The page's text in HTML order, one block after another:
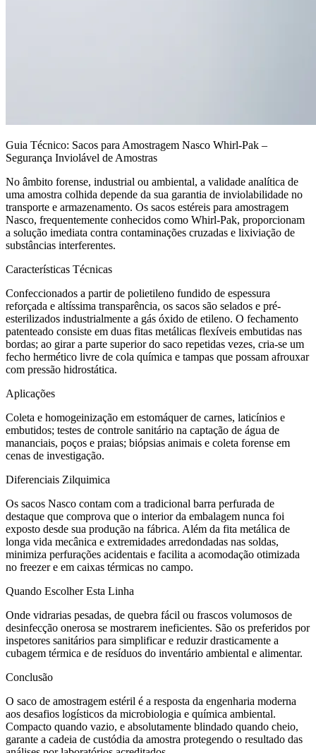
Guia Técnico: Sacos para Amostragem Nasco Whirl-Pak –
Segurança Inviolável de Amostras
No âmbito forense, industrial ou ambiental, a validade analítica de
uma amostra colhida depende da sua garantia de inviolabilidade no
transporte e armazenamento. Os sacos estéreis para amostragem
Nasco, frequentemente conhecidos como Whirl-Pak, proporcionam
a solução imediata contra contaminações cruzadas e lixiviação de
substâncias interferentes.
Características Técnicas
Confeccionados a partir de polietileno fundido de espessura
reforçada e altíssima transparência, os sacos são selados e pré-
esterilizados industrialmente a gás óxido de etileno. O fechamento
patenteado consiste em duas fitas metálicas flexíveis embutidas nas
bordas; ao girar a parte superior do saco repetidas vezes, cria-se um
fecho hermético livre de cola química e tampas que possam afrouxar
com pressão hidrostática.
Aplicações
Coleta e homogeinização em estomáquer de carnes, laticínios e
embutidos; testes de controle sanitário na captação de água de
mananciais, poços e praias; biópsias animais e coleta forense em
cenas de investigação.
Diferenciais Zilquimica
Os sacos Nasco contam com a tradicional barra perfurada de
destaque que comprova que o interior da embalagem nunca foi
exposto desde sua produção na fábrica. Além da fita metálica de
longa vida mecânica e extremidades arredondadas nas soldas,
minimiza perfurações acidentais e facilita a acomodação otimizada
no freezer e em caixas térmicas no campo.
Quando Escolher Esta Linha
Onde vidrarias pesadas, de quebra fácil ou frascos volumosos de
desinfecção onerosa se mostrarem ineficientes. São os preferidos por
inspetores sanitários para simplificar e reduzir drasticamente a
cubagem térmica e de resíduos do inventário ambiental e alimentar.
Conclusão
O saco de amostragem estéril é a resposta da engenharia moderna
aos desafios logísticos da microbiologia e química ambiental.
Compacto quando vazio, e absolutamente blindado quando cheio,
garante a cadeia de custódia da amostra protegendo o resultado das